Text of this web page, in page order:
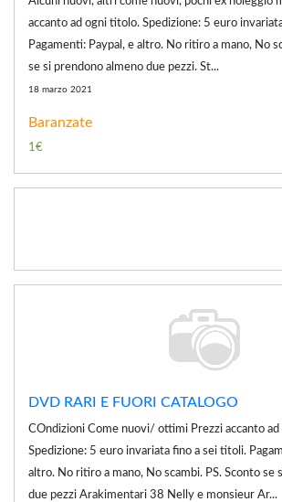
accanto ad ogni titolo. Spedizione: 5 euro
Pagamenti: Paypal, e altro. No ritiro a mano, No
se si prendono almeno due pezzi. St...
18 marzo 2021
Baranzate
1€
DVD RARI E FUORI CATALOGO
COndizioni Come nuovi/ ottimi Prezzi accanto
Spedizione: 5 euro invariata fino a sei titoli.
altro. No ritiro a mano, No scambi. PS. Sconto se
due pezzi Arakimentari 38 Nelly e monsieur Ar...